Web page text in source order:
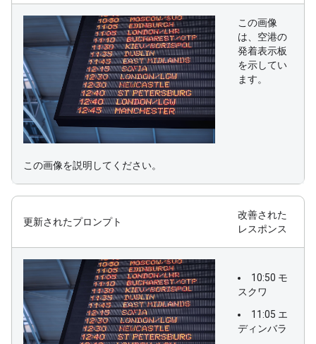
この画像を説明してください。
この画像
は、空港の
発着表示板
を示してい
ます。
更新されたプロンプト
改善された
レスポンス
10:50 モ
スクワ
11:05 エ
ディンバラ